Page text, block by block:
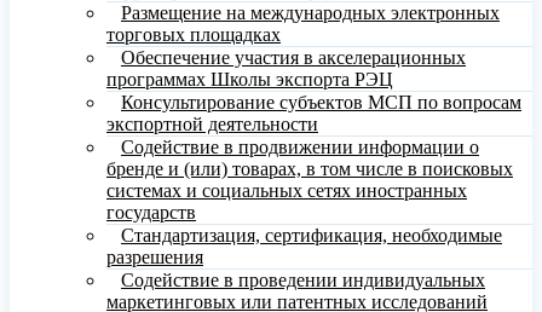
Размещение на международных электронных
торговых площадках
Обеспечение участия в акселерационных
программах Школы экспорта РЭЦ
Консультирование субъектов МСП по вопросам
экспортной деятельности
Содействие в продвижении информации о
бренде и (или) товарах, в том числе в поисковых
системах и социальных сетях иностранных
государств
Стандартизация, сертификация, необходимые
разрешения
Содействие в проведении индивидуальных
маркетинговых или патентных исследований